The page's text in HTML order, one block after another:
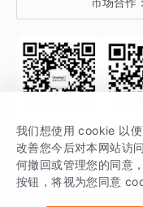
开发者文档
SDK 文档
场景指南
行业活动
关注公众号 获取
GrowingIO 是专注于数据
我们想使用 cookie 以
改善您今后对本网站访
何撤回或管理您的同意
按钮，将视为您同意